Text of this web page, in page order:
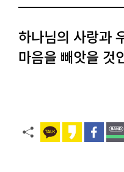
하나님의
마음을 빼앗을 것